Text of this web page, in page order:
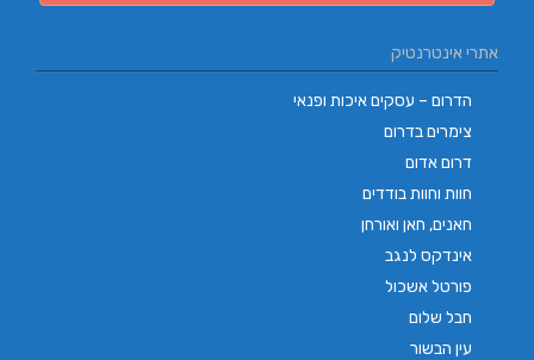
אתרי אינטרנטיק
הדרום – עסקים איכות ופנאי
צימרים בדרום
דרום אדום
חוות וחוות בודדים
חאנים, חאן ואורחן
אינדקס לנגב
פורטל אשכול
חבל שלום
עין הבשור